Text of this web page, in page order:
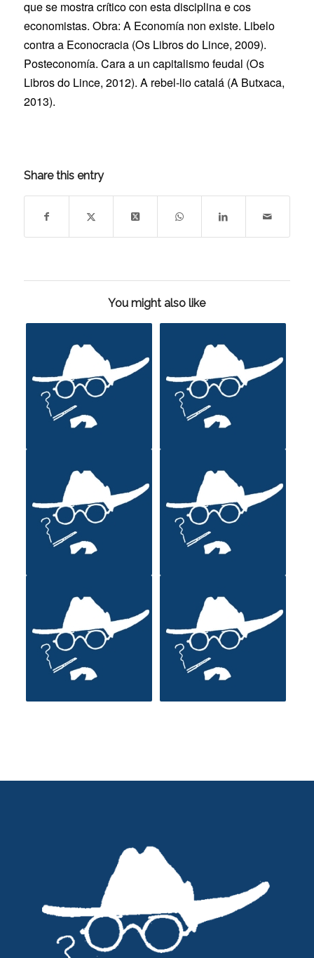
que se mostra crítico con esta disciplina e cos
economistas. Obra: A Economía non existe. Libelo
contra a Econocracia (Os Libros do Lince, 2009).
Posteconomía. Cara a un capitalismo feudal (Os
Libros do Lince, 2012). A rebel-lio catalá (A Butxaca,
2013).
Share this entry
You might also like